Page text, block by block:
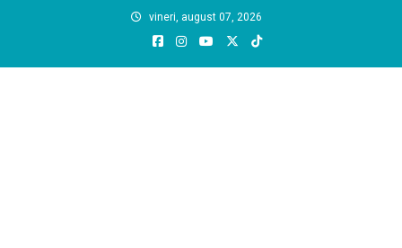
vineri, august 07, 2026